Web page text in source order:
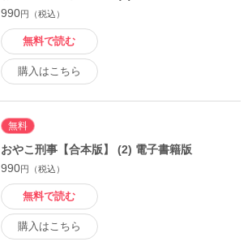
990円（税込）
無料で読む
購入はこちら
無料
おやこ刑事【合本版】 (2) 電子書籍版
990円（税込）
無料で読む
購入はこちら